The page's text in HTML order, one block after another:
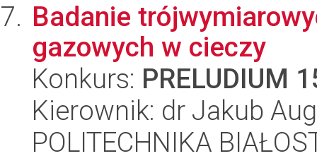
Badanie
gazowych w cieczy
Konkurs: PRELUDIUM
Kierownik: dr Jakub
POLITECHNIKA